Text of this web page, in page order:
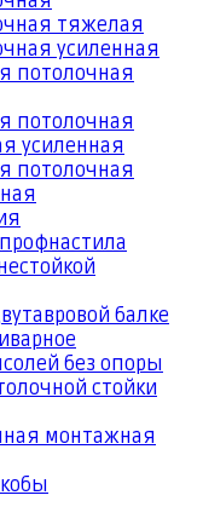
тяжелая
усиленная
потолочная
потолочная
усиленная
потолочная
балке
без опоры
стойки
монтажная